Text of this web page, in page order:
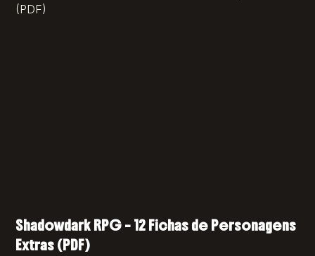
Shadowdark RPG – 12 Fichas de Personagens
Extras (PDF)